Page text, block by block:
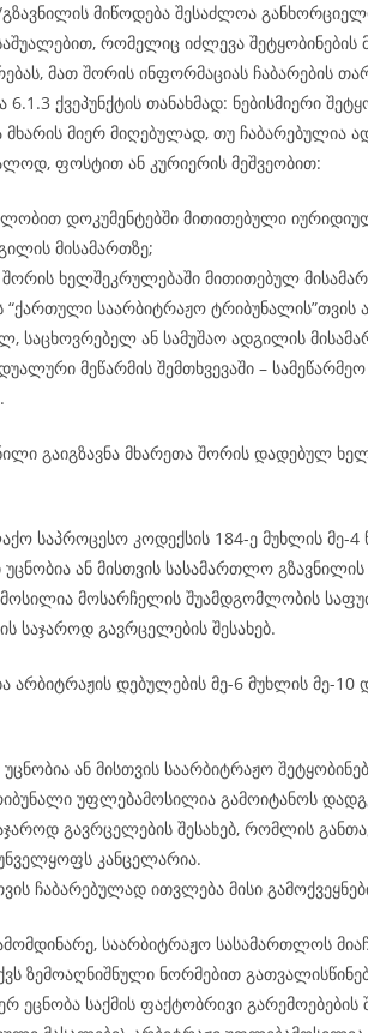
გზავნილის მიწოდება შესაძლოა
რომელიც იძლევა შეტყობინების
მათ შორის ინფორმაციას ჩაბარების
ქვეპუნქტის თანახმად: ნებისმიერი
მხარის მიერ მიღებულად, თუ ჩაბარებულია
ფოსტით ან კურიერის მეშვეობით:
დოკუმენტებში მითითებული
მისამართზე;
შორის ხელშეკრულებაში მითითებულ
“ქართული საარბიტრაჟო ტრიბუნალის”თვის
საცხოვრებელ ან სამუშაო ადგილის
მეწარმის შემთხვევაში –
გაიგზავნა მხარეთა შორის დადებულ
საპროცესო კოდექსის 184-ე მუხლის მე-4
ან მისთვის სასამართლო გზავნილის
მოსარჩელის შუამდგომლობის
საჯაროდ გავრცელების შესახებ.
არბიტრაჟის დებულების მე-6 მუხლის მე-10
ან მისთვის საარბიტრაჟო
უფლებამოსილია გამოიტანოს
გავრცელების შესახებ, რომლის
კანცელარია.
ჩაბარებულად ითვლება მისი
საარბიტრაჟო სასამართლოს
ზემოაღნიშნული ნორმებით
ეცნობა საქმის ფაქტობრივი გარემოებების